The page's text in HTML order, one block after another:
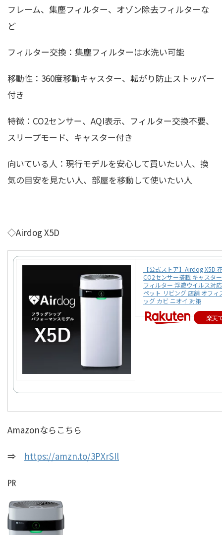
フレーム、集塵フィルター、オゾン除去フィルターな
ど
フィルター交換：集塵フィルターは水洗い可能
移動性：360度移動キャスター、転がり防止ストッパー
付き
特徴：CO2センサー、AQI表示、フィルター交換不要、
スリープモード、キャスター付き
向いている人：現行モデルを安心して買いたい人、換
気の目安を見たい人、部屋を移動して使いたい人
◇Airdog X5D
【公式ストア】Airdog X5D
CO2センサー搭載 キャスタ
フィルター 浮遊ウイルス対
ペット リビング 店舗 オフィ
ッグ カビ ニオイ 対策
楽天
Amazonならこちら
⇒ https://amzn.to/3PXrSIl
㏚